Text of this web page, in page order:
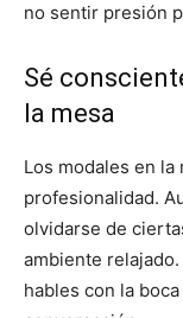
no sentir presión
Sé
la mesa
Los modales en
profesionalidad.
olvidarse de
ambiente
hables con la